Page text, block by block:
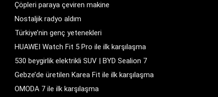
Çöpleri paraya çeviren makine
Nostaljik radyo aldım
Türkiye’nin genç yetenekleri
HUAWEI Watch Fit 5 Pro ile ilk karşılaşma
530 beygirlik elektrikli SUV | BYD Sealion 7
Gebze’de üretilen Karea Fit ile ilk karşılaşma
OMODA 7 ile ilk karşılaşma